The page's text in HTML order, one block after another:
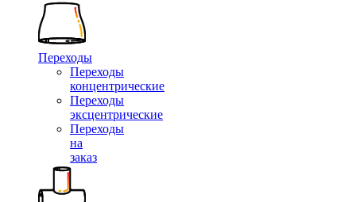
Переходы
Переходы
концентрические
Переходы
эксцентрические
Переходы
на
заказ